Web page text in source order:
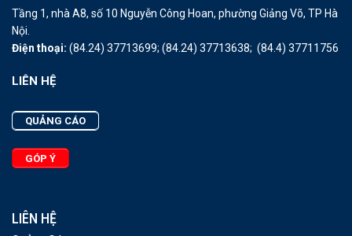
Tầng 1, nhà A8, số 10 Nguyễn Công Hoan, phường Giảng Võ, TP Hà
Nội.
Điện thoại: (84.24) 37713699; (84.24) 37713638; (84.4) 37711756
LIÊN HỆ
QUẢNG CÁO
GÓP Ý
LIÊN HỆ